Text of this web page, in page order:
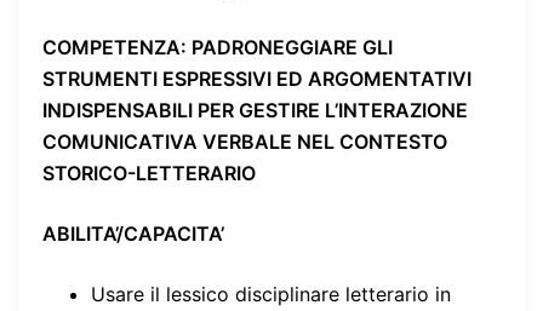
COMPETENZA: PADRONEGGIARE GLI
STRUMENTI ESPRESSIVI ED ARGOMENTATIVI
INDISPENSABILI PER GESTIRE L’INTERAZIONE
COMUNICATIVA VERBALE NEL CONTESTO
STORICO-LETTERARIO
ABILITA’/CAPACITA’
Usare il lessico disciplinare letterario in